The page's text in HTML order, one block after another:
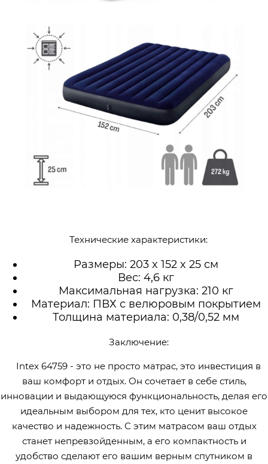
Технические характеристики:
Размеры: 203 x 152 x 25 см
Вес: 4,6 кг
Максимальная нагрузка: 210 кг
Материал: ПВХ с велюровым покрытием
Толщина материала: 0,38/0,52 мм
Заключение:
Intex 64759 - это не просто матрас, это инвестиция в
ваш комфорт и отдых. Он сочетает в себе стиль,
инновации и выдающуюся функциональность, делая его
идеальным выбором для тех, кто ценит высокое
качество и надежность. С этим матрасом ваш отдых
станет непревзойденным, а его компактность и
удобство сделают его вашим верным спутником в